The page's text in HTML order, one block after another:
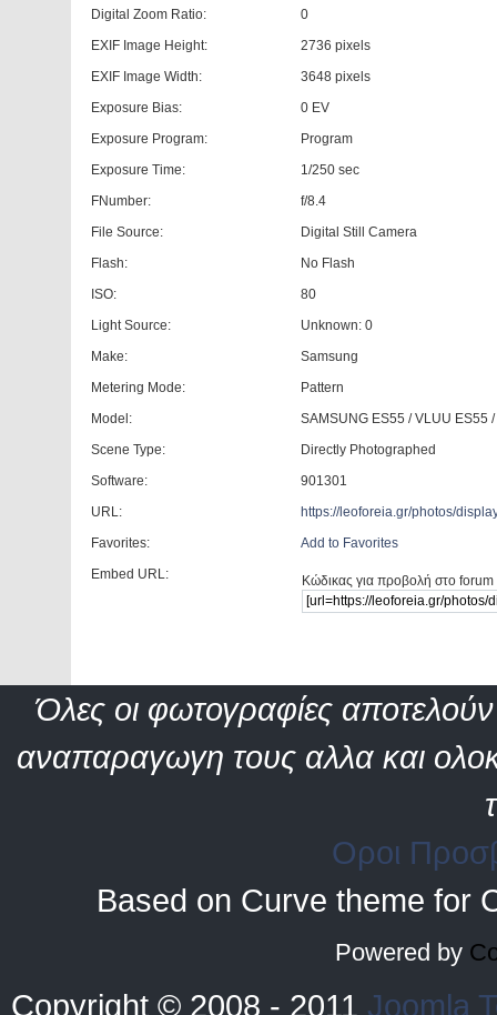
Digital Zoom Ratio:
0
EXIF Image Height:
2736 pixels
EXIF Image Width:
3648 pixels
Exposure Bias:
0 EV
Exposure Program:
Program
Exposure Time:
1/250 sec
FNumber:
f/8.4
File Source:
Digital Still Camera
Flash:
No Flash
ISO:
80
Light Source:
Unknown: 0
Make:
Samsung
Metering Mode:
Pattern
Model:
SAMSUNG ES55 / VLUU ES55
Scene Type:
Directly Photographed
Software:
901301
URL:
https://leoforeia.gr/photos/
Favorites:
Add to Favorites
Embed URL:
Κώδικας για προβολή στο forum
Όλες οι φωτογραφίες αποτελούν
αναπαραγωγη τους αλλα και
Οροι
Based on Curve theme for
Powered by
Copyright © 2008 - 2011 Joomla